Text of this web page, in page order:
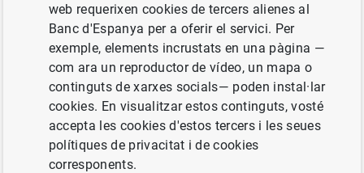
cookies?
Este lloc web i d’altres propietat del Banco de España
accessibles a través del dominiwww.bde.es
(d'ara
endavant, el “Lloc web”) utilitza cookies pròpies del
Banco de España i dels tercers indicats en esta política.
La present política proporciona informació als usuaris
sobre què són les cookies, quins tipus i per a quines
web requerixen cookies de tercers alienes al
Banc d'Espanya per a oferir el servici. Per
exemple, elements incrustats en una pàgina —
com ara un reproductor de vídeo, un mapa o
continguts de xarxes socials— poden instal·lar
cookies. En visualitzar estos continguts, vosté
accepta les cookies d'estos tercers i les seues
polítiques de privacitat i de cookies
corresponents.